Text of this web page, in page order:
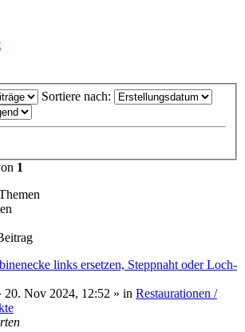
Sortiere nach:
1
links ersetzen, Steppnaht oder Loch-
20. Nov 2024, 12:52 » in Restaurationen /